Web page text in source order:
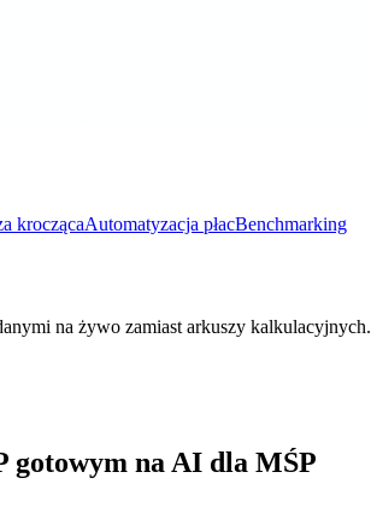
kroczącaAutomatyzacja płacBenchmarking
na żywo zamiast arkuszy kalkulacyjnych.
gotowym na AI dla MŚP